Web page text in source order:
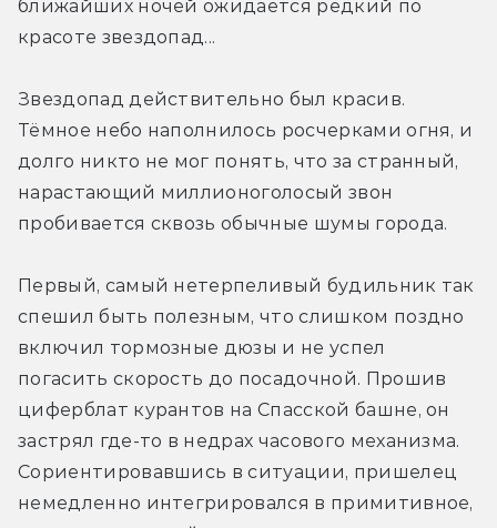
ближайших ночей ожидается редкий по
красоте звездопад...
Звездопад действительно был красив.
Тёмное небо наполнилось росчерками огня, и
долго никто не мог понять, что за странный,
нарастающий миллионоголосый звон
пробивается сквозь обычные шумы города.
Первый, самый нетерпеливый будильник так
спешил быть полезным, что слишком поздно
включил тормозные дюзы и не успел
погасить скорость до посадочной. Прошив
циферблат курантов на Спасской башне, он
застрял где-то в недрах часового механизма.
Сориентировавшись в ситуации, пришелец
немедленно интегрировался в примитивное,